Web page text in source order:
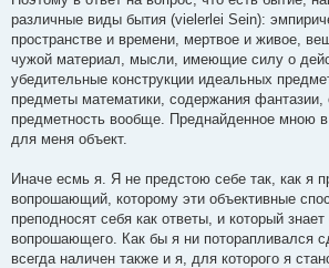
различные виды бытия (vielerlei Sein):
пространстве и времени, мертвое и живое,
чужой материал, мысли, имеющие силу о
убедительные конструкции идеальных
предметы математики, содержания
предметность вообще. Преднайденное мною в
для меня объект.
Иначе есмь я. Я не предстою себе так, как я
вопрошающий, которому эти объективные
преподносят себя как ответы, и который знает
вопрошающего. Как бы я ни поторапливался
всегда наличен также и я, для которого я